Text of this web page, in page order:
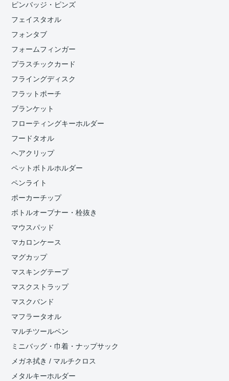
ピンバッジ・ピンズ
フェイスタオル
フォンタブ
フォームフィンガー
プラスチックカード
フライングディスク
フラットポーチ
ブランケット
フローティングキーホルダー
フードタオル
ヘアクリップ
ペットボトルホルダー
ペンライト
ポーカーチップ
ボトルオープナー・栓抜き
マウスパッド
マカロンケース
マグカップ
マスキングテープ
マスクストラップ
マスクバンド
マフラータオル
マルチツールペン
ミニバッグ・巾着・ナップサック
メガネ拭き / マルチクロス
メタルキーホルダー